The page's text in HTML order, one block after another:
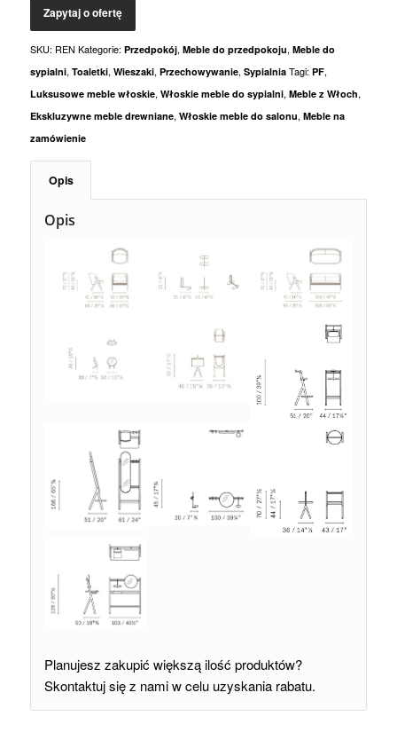
SKU: REN Kategorie: Przedpokój, Meble do przedpokoju, Meble do
sypialni, Toaletki, Wieszaki, Przechowywanie, Sypialnia Tagi: PF,
Luksusowe meble włoskie, Włoskie meble do sypialni, Meble z Włoch,
Ekskluzywne meble drewniane, Włoskie meble do salonu, Meble na
zamówienie
Opis
Opis
Planujesz zakupić większą ilość produktów?
Skontaktuj się z nami w celu uzyskania rabatu.